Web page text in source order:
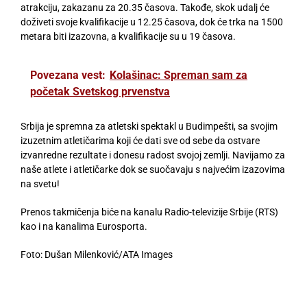
atrakciju, zakazanu za 20.35 časova. Takođe, skok udalj će
doživeti svoje kvalifikacije u 12.25 časova, dok će trka na 1500
metara biti izazovna, a kvalifikacije su u 19 časova.
Povezana vest: Kolašinac: Spreman sam za
početak Svetskog prvenstva
Srbija je spremna za atletski spektakl u Budimpešti, sa svojim
izuzetnim atletičarima koji će dati sve od sebe da ostvare
izvanredne rezultate i donesu radost svojoj zemlji. Navijamo za
naše atlete i atletičarke dok se suočavaju s najvećim izazovima
na svetu!
Prenos takmičenja biće na kanalu Radio-televizije Srbije (RTS)
kao i na kanalima Eurosporta.
Foto: Dušan Milenković/ATA Images